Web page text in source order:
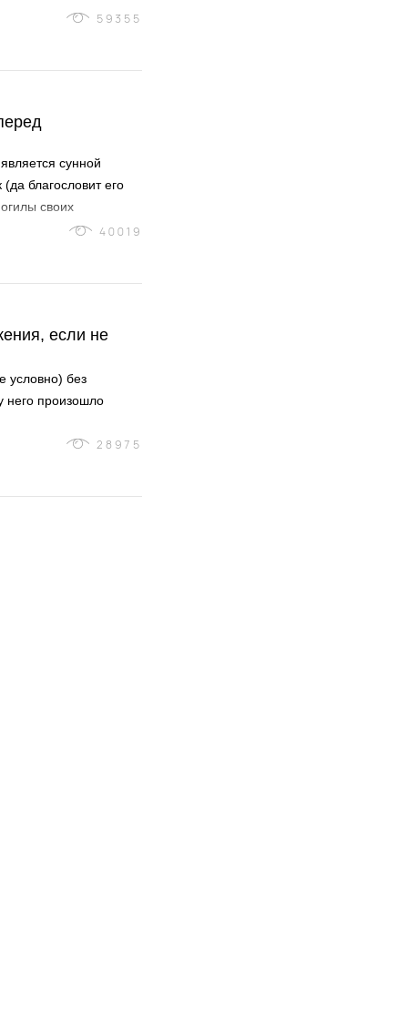
59355
сунной
благословит его
своих
и молился за них...
40019
если не
условно) без
него произошло
28975